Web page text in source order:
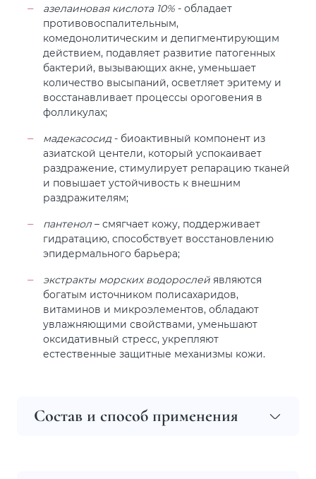
азелаиновая кислота 10% - обладает
противовоспалительным,
комедонолитическим и депигментирующим
действием, подавляет развитие патогенных
бактерий, вызывающих акне, уменьшает
количество высыпаний, осветляет эритему и
восстанавливает процессы ороговения в
фолликулах;
мадекасосид - биоактивный компонент из
азиатской центели, который успокаивает
раздражение, стимулирует репарацию тканей
и повышает устойчивость к внешним
раздражителям;
пантенол – смягчает кожу, поддерживает
гидратацию, способствует восстановлению
эпидермального барьера;
экстракты морских водорослей являются
богатым источником полисахаридов,
витаминов и микроэлементов, обладают
увлажняющими свойствами, уменьшают
оксидативный стресс, укрепляют
естественные защитные механизмы кожи.
Состав и способ применения